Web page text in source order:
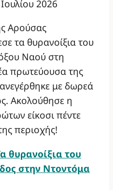
2026
Αρούσας
τα θυρανοίξια του
Ναού στη
πρωτεύουσα της
με δωρεά
Ακολούθησε η
είκοσι πέντε
περιοχής!
θυρανοίξια του
στην Ντοντόμα